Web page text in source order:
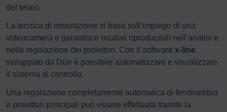
del telaio.
La tecnica di misurazione si basa sull’impiego di una
videocamera e garantisce risultati riproducibili nell’analisi e
nella regolazione dei proiettori. Con il software x-line
sviluppato da Dürr è possibile automatizzare e visualizzare
il sistema di controllo.
Una regolazione completamente automatica di fendinebbia
e proiettori principali può essere effettuata tramite la